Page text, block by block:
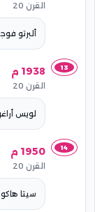
القرن 20
ألبرتو
13 1938 م
القرن 20
لويس
14 1950 م
القرن 20
سيتا